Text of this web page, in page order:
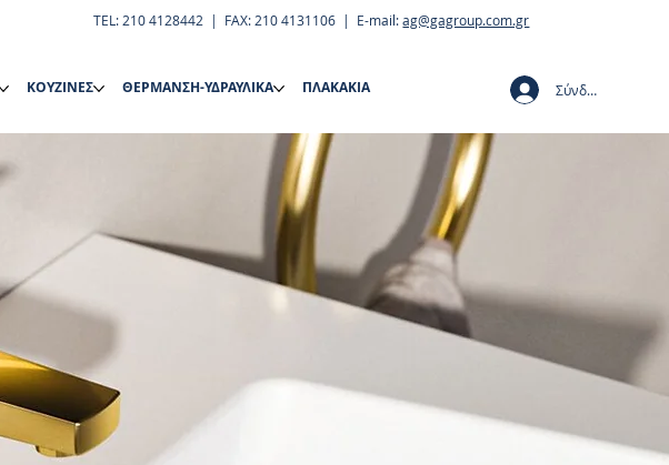
TEL: 210 4128442 | FAX: 210 4131106 | E-mail:ag@gagroup.com.gr
ΚΟΥΖΙΝΕΣ ΘΕΡΜΑΝΣΗ-ΥΔΡΑΥΛΙΚΑ ΠΛΑΚΑΚΙΑ Σύνδεση